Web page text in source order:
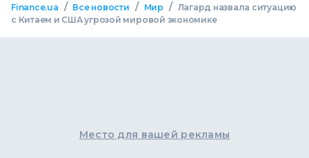
Finance.ua / Все новости / Мир / Лагард назвала ситуацию
с Китаем и США угрозой мировой экономике
Место для вашей рекламы